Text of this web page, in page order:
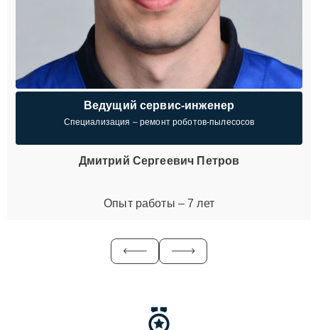
Ведущий сервис-инженер
Специализация – ремонт роботов-пылесосов
Дмитрий Сергеевич Петров
Опыт работы – 7 лет